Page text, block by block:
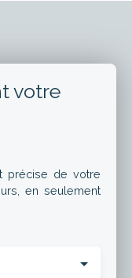
votre
précise de votre
en seulement